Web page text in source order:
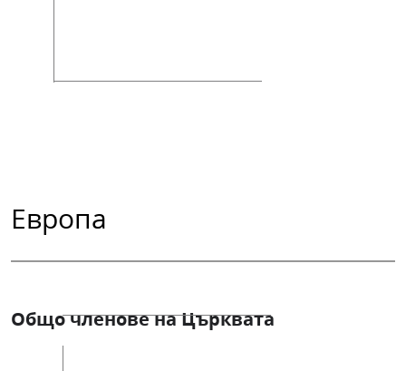
Европа
Общо членове на Църквата